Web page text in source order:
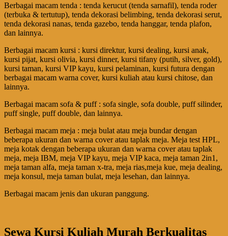
Berbagai macam tenda : tenda kerucut (tenda sarnafil), tenda roder
(terbuka & tertutup), tenda dekorasi belimbing, tenda dekorasi serut,
tenda dekorasi nanas, tenda gazebo, tenda hanggar, tenda plafon,
dan lainnya.
Berbagai macam kursi : kursi direktur, kursi dealing, kursi anak,
kursi pijat, kursi olivia, kursi dinner, kursi tifany (putih, silver, gold),
kursi taman, kursi VIP kayu, kursi pelaminan, kursi futura dengan
berbagai macam warna cover, kursi kuliah atau kursi chitose, dan
lainnya.
Berbagai macam sofa & puff : sofa single, sofa double, puff silinder,
puff single, puff double, dan lainnya.
Berbagai macam meja : meja bulat atau meja bundar dengan
beberapa ukuran dan warna cover atau taplak meja. Meja test HPL,
meja kotak dengan beberapa ukuran dan warna cover atau taplak
meja, meja IBM, meja VIP kayu, meja VIP kaca, meja taman 2in1,
meja taman alfa, meja taman x-tra, meja rias,meja kue, meja dealing,
meja konsul, meja taman bulat, meja lesehan, dan lainnya.
Berbagai macam jenis dan ukuran panggung.
Sewa Kursi Kuliah Murah Berkualitas